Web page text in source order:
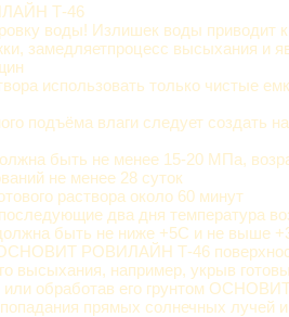
Т-46
воды! Излишек воды приводит
замедляетпроцесс высыхания и
использовать только чистые
подъёма влаги следует создать
быть не менее 15-20 МПа,
не менее 28 суток
раствора около 60 минут
два дня температура
быть не ниже +5С и не выше
ОСНОВИТ РОВИЛАЙН Т-46
высыхания, например, укрыв
или обработав его грунтом
прямых солнечных лучей